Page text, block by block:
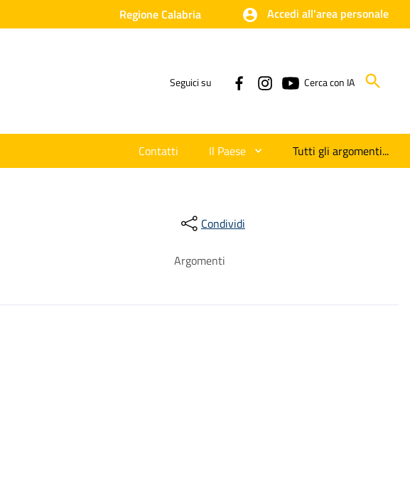
Regione Calabria Accedi all'area personale
Seguici su Cerca con IA
Contatti Il Paese Tutti gli argomenti...
Condividi
Argomenti